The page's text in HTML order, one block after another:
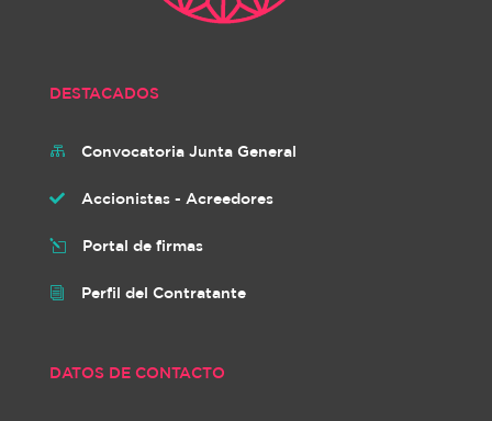
DESTACADOS
 Convocatoria Junta General
 Accionistas - Acreedores
l Portal de firmas
i Perfil del Contratante
DATOS DE CONTACTO